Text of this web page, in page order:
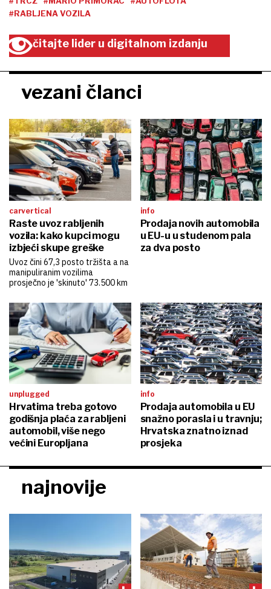
#RABLJENA VOZILA
čitajte lider u digitalnom izdanju
vezani članci
carvertical
Raste uvoz rabljenih
vozila: kako kupci mogu
izbjeći skupe greške
Uvoz čini 67,3 posto tržišta a na
manipuliranim vozilima
prosječno je 'skinuto' 73.500 km
info
Prodaja novih automobila
u EU-u u studenom pala
za dva posto
unplugged
Hrvatima treba gotovo
godišnja plaća za rabljeni
automobil, više nego
većini Europljana
info
Prodaja automobila u EU
snažno porasla i u travnju;
Hrvatska znatno iznad
prosjeka
najnovije